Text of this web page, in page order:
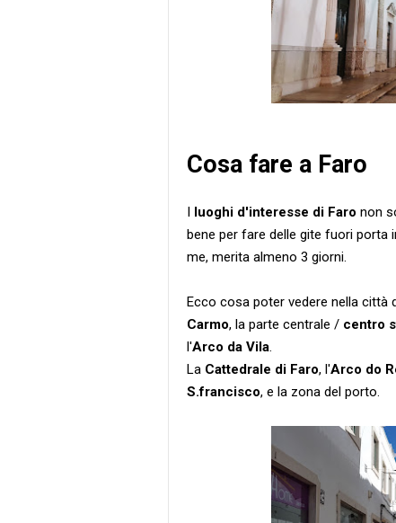
Cosa fare a Faro
I luoghi d'interesse di Faro non
bene per fare delle gite fuori porta
me, merita almeno 3 giorni.
Ecco cosa poter vedere nella città
Carmo, la parte centrale / centro
l'Arco da Vila
La Cattedrale di Faro, l'Arco do
S.francisco, e la zona del porto.